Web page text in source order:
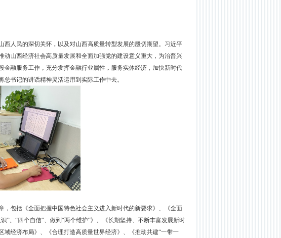
西人民的深切关怀，以及对山西高质量转型发展的殷切期望。习近平
动山西经济社会高质量发展和全面加强党的建设意义重大，为治晋兴
融服务工作，充分发挥金融行业属性，服务实体经济，加快新时代
书记的讲话精神灵活运用到实际工作中去。
包括《全面把握中国特色社会主义进入新时代的新要求》、《全面
”、“四个自信”、做到“两个维护”》、《长期坚持、不断丰富发展新时
经济布局》、《合理打造高质量世界经济》、《推动共建“一带一